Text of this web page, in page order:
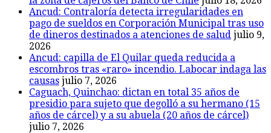
Ancud: Contraloría detecta irregularidades en
pago de sueldos en Corporación Municipal tras uso
de dineros destinados a atenciones de salud julio 9,
2026
Ancud: capilla de El Quilar queda reducida a
escombros tras «raro» incendio. Labocar indaga las
causas julio 7, 2026
Caguach, Quinchao: dictan en total 35 años de
presidio para sujeto que degolló a su hermano (15
años de cárcel) y a su abuela (20 años de cárcel)
julio 7, 2026